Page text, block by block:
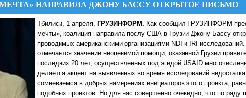
НАПРАВИЛА ДЖОНУ БАССУ ОТКРЫТОЕ ПИСЬМО
Тбилиси, 1 апреля, ГРУЗИНФОРМ. Как сообщил ГРУЗИНФОРМ
мечты», коалиция направила послу США в Грузии Джону Бассу
проводимых американскими организациями NDI и IRI
отмечается значение неоценимой помощи, оказанной Грузии
последних 20 лет, осуществленных под эгидой USAID
делается акцент на выявленных во время исследований
сомневаемся в добрых намерениях инициаторов этого проекта,
подобных проектов. Но для нас совершенно очевидно, что по ряду